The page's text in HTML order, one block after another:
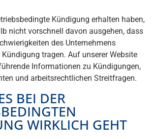
Kündigung erhalten haben,
nicht vorschnell davon ausgehen, dass
des Unternehmens
tragen. Auf unserer Website
Informationen zu Kündigungen,
und arbeitsrechtlichen Streitfragen.
BEI DER
WIRKLICH GEHT